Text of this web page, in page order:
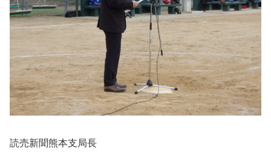
読売新聞熊本支局長